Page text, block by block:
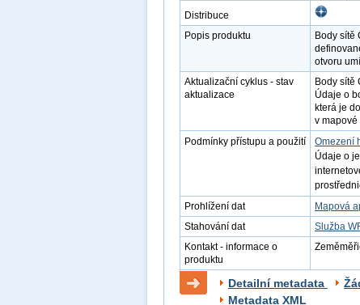
Distribuce
Popis produktu
Body sítě
otvoru
Aktualizační cyklus - stav
aktualizace
Body sítě
Údaje o
která je
v
Podmínky přístupu a použití
Omezení
Údaje o
Prohlížení dat
Mapová
Stahování dat
Služba
Kontakt - informace o
produktu
Detailní metadata
Metadata XML